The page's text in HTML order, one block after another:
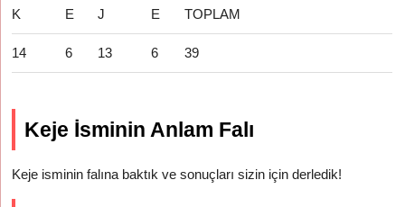
K E J E TOPLAM
14 6 13 6 39
Keje İsminin Anlam Falı
Keje isminin falına baktık ve sonuçları sizin için derledik!